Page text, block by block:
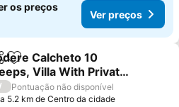
os preços
Ver preços
Adicionar aos favoritos
Calcheto 10
Villa With Private
At Exclusive Use!
preços
/
Pontuação não disponível
a 5.2 km de Centro da cidade